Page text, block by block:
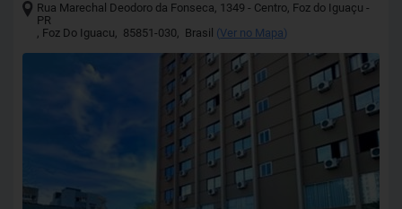
Rua Marechal Deodoro da Fonseca, 1349 - Centro, Foz do Iguaçu -
PR
, Foz Do Iguacu, 85851-030, Brasil (Ver no Mapa)